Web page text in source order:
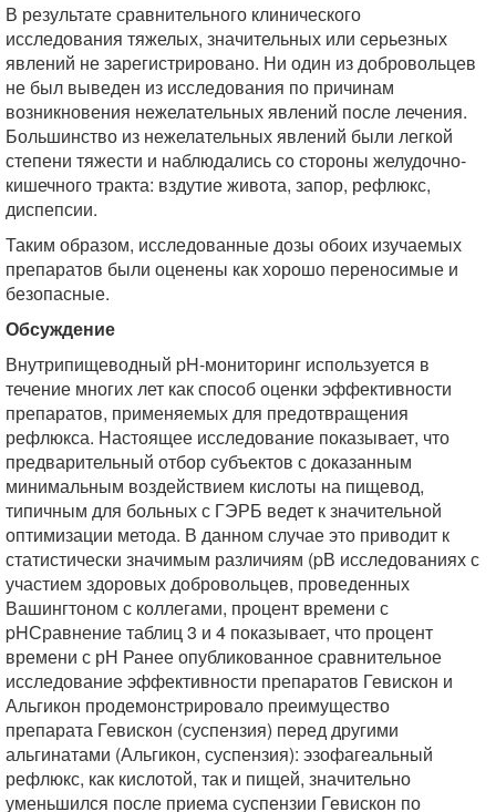
В результате сравнительного клинического
исследования тяжелых, значительных или серьезных
явлений не зарегистрировано. Ни один из добровольцев
не был выведен из исследования по причинам
возникновения нежелательных явлений после лечения.
Большинство из нежелательных явлений были легкой
степени тяжести и наблюдались со стороны желудочно-
кишечного тракта: вздутие живота, запор, рефлюкс,
диспепсии.
Таким образом, исследованные дозы обоих изучаемых
препаратов были оценены как хорошо переносимые и
безопасные.
Обсуждение
Внутрипищеводный pH-мониторинг используется в
течение многих лет как способ оценки эффективности
препаратов, применяемых для предотвращения
рефлюкса. Настоящее исследование показывает, что
предварительный отбор субъектов с доказанным
минимальным воздействием кислоты на пищевод,
типичным для больных с ГЭРБ ведет к значительной
оптимизации метода. В данном случае это приводит к
статистически значимым различиям (pВ исследованиях с
участием здоровых добровольцев, проведенных
Вашингтоном с коллегами, процент времени с
pHСравнение таблиц 3 и 4 показывает, что процент
времени с рН Ранее опубликованное сравнительное
исследование эффективности препаратов Гевискон и
Альгикон продемонстрировало преимущество
препарата Гевискон (суспензия) перед другими
альгинатами (Альгикон, суспензия): эзофагеальный
рефлюкс, как кислотой, так и пищей, значительно
уменьшился после приема суспензии Гевискон по